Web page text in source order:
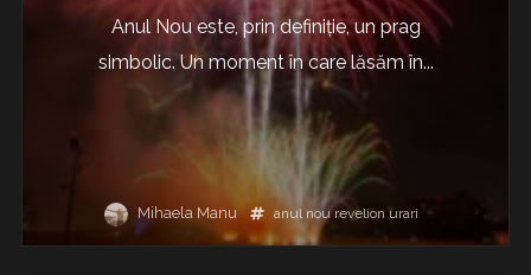
Anul Nou este, prin definiție, un prag
simbolic. Un moment în care lăsăm în...
Mihaela Manu anul nou revelion urari